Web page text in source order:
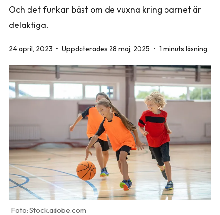
Och det funkar bäst om de vuxna kring barnet är
delaktiga.
24 april, 2023 • Uppdaterades 28 maj, 2025 • 1 minuts läsning
Stock.adobe.com